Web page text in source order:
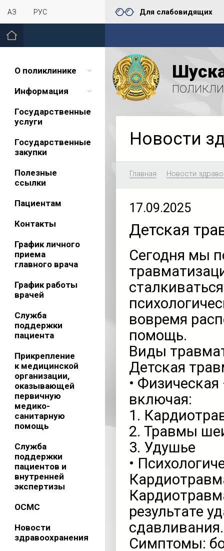
ҚАЗ РУС Для слабовидящих
О поликлинике
Информация
Государственные
услуги
Государственные
закупки
Полезные
ссылки
Пациентам
Контакты
График личного
приема
главного врача
График работы
врачей
Служба
поддержки
пациента
Прикрепление
к медицинской
организации,
оказывающей
первичную
медико-
санитарную
помощь
Служба
поддержки
пациентов и
внутренней
экспертизы
ОСМС
Новости
здравоохранения
Новости
Главная Новости
17.09.2025
Детская
Сегодня мы
вовремя
помощь.
Виды
Детская
•
включая:
1.
2. Травмы
3. Удушье
•
результате
сдавливания.
Симптомы: